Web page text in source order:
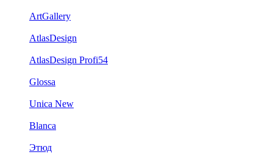
ArtGallery
AtlasDesign
AtlasDesign Profi54
Glossa
Unica New
Blanca
Этюд